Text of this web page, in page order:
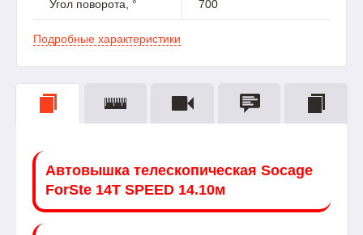
Угол поворота, ° 700
Подробные характеристики
Автовышка телескопическая Socage
ForSte 14T SPEED 14.10м